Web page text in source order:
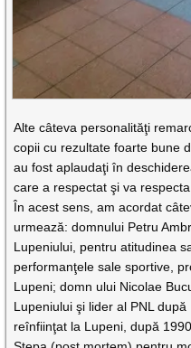
Alte câteva personalităţi
copii cu rezultate foarte bune
au fost aplaudaţi în
care a respectat şi va
În acest sens, am acordat
urmează: domnului Petru
Lupeniului, pentru atitudinea
performanţele sale sportive,
Lupeni; domn ului Nicolae
Lupeniului şi lider al PNL
reînfiinţat la Lupeni, după